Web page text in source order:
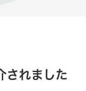
されました